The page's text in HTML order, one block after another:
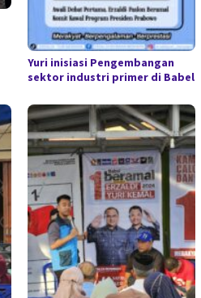
Yuri inisiasi Pengembangan
sektor industri primer di Babel